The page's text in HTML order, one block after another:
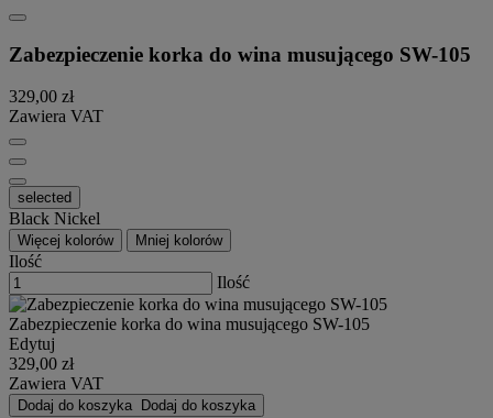
Zabezpieczenie korka do wina musującego SW-105
329,00 zł
Zawiera VAT
selected
Black Nickel
Więcej kolorów Mniej kolorów
Ilość
Ilość
Zabezpieczenie korka do wina musującego SW-105
Edytuj
329,00 zł
Zawiera VAT
Dodaj do koszyka Dodaj do koszyka